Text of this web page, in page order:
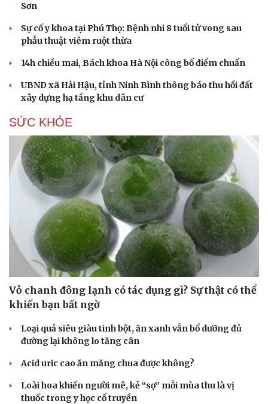
Sơn
Sự cố y khoa tại Phú Thọ: Bệnh nhi 8 tuổi tử vong sau
phẫu thuật viêm ruột thừa
14h chiều mai, Bách khoa Hà Nội công bố điểm chuẩn
UBND xã Hải Hậu, tỉnh Ninh Bình thông báo thu hồi đất
xây dựng hạ tầng khu dân cư
SỨC KHỎE
Vỏ chanh đông lạnh có tác dụng gì? Sự thật có thể
khiến bạn bất ngờ
Loại quả siêu giàu tinh bột, ăn xanh vẫn bổ dưỡng đủ
đường lại không lo tăng cân
Acid uric cao ăn măng chua được không?
Loài hoa khiến người mê, kẻ “sợ” mỗi mùa thu là vị
thuốc trong y học cổ truyền